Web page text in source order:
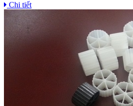
Chi tiết